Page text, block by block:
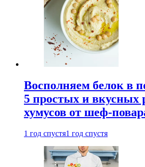
Восполняем белок в
5 простых и вкусных
хумусов от шеф-
1 год спустя1 год спустя